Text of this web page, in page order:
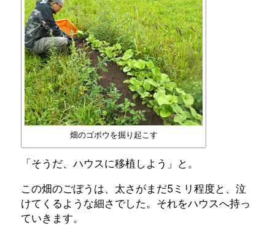
畑のゴボウを掘り起こす
「そうだ、ハウスに移植しよう」と。
この畑のごぼうは、太さがまだ5ミリ程度と、泣
けてくるような細さでした。それをハウスへ持っ
ていきます。